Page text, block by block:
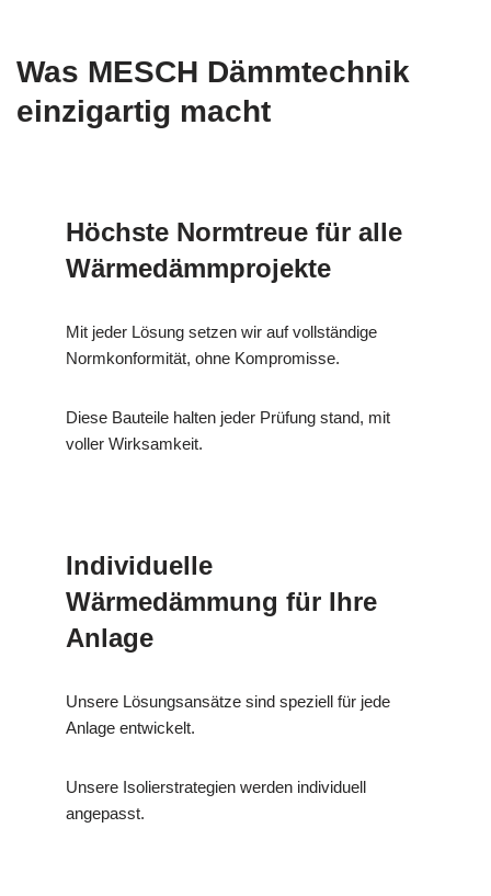
Was MESCH Dämmtechnik
einzigartig macht
Höchste Normtreue für alle
Wärmedämmprojekte
Mit jeder Lösung setzen wir auf vollständige
Normkonformität, ohne Kompromisse.
Diese Bauteile halten jeder Prüfung stand, mit
voller Wirksamkeit.
Individuelle
Wärmedämmung für Ihre
Anlage
Unsere Lösungsansätze sind speziell für jede
Anlage entwickelt.
Unsere Isolierstrategien werden individuell
angepasst.